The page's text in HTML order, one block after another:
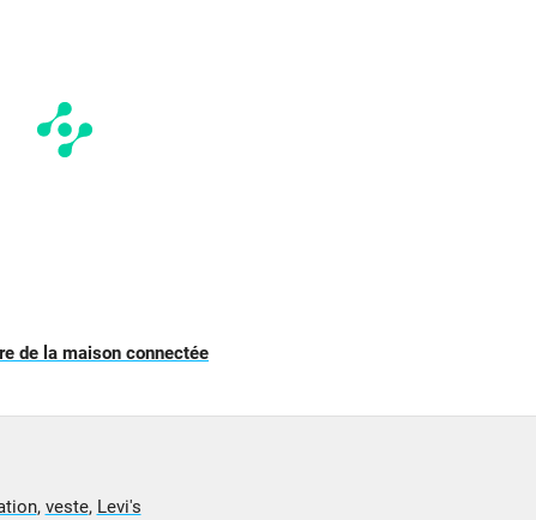
de la maison connectée
, veste, Levi's